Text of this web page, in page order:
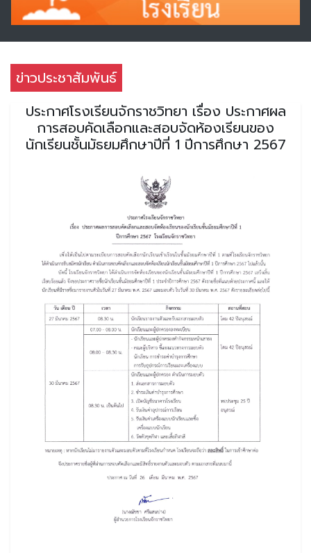
ข่าวประชาสัมพันธ์
ประกาศโรงเรียนจักราชวิทยา เรื่อง ประกาศผล
การสอบคัดเลือกและสอบจัดห้องเรียนของ
นักเรียนชั้นมัธยมศึกษาปีที่ 1 ปีการศึกษา 2567